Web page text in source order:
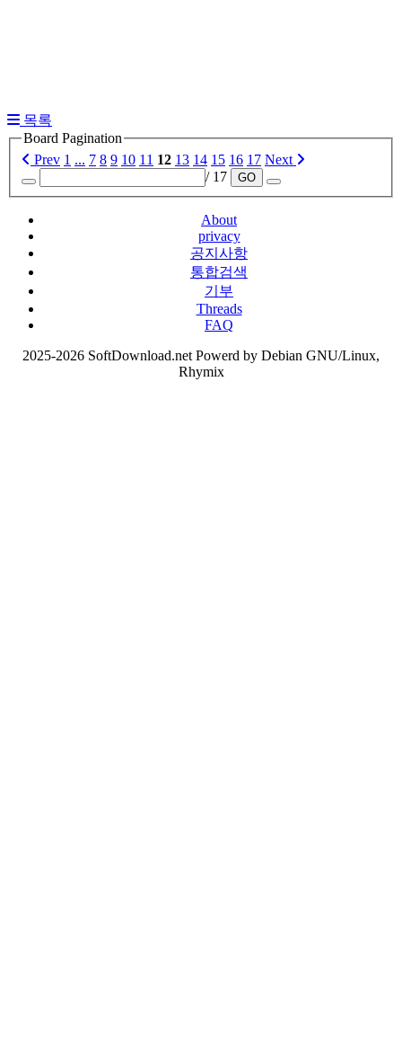
목록
Board Pagination
Prev 1 ... 7 8 9 10 11 12 13 14 15 16 17 Next
/ 17
GO
About
privacy
공지사항
통합검색
기부
Threads
FAQ
2025-2026 SoftDownload.net Powerd by Debian GNU/Linux,
Rhymix